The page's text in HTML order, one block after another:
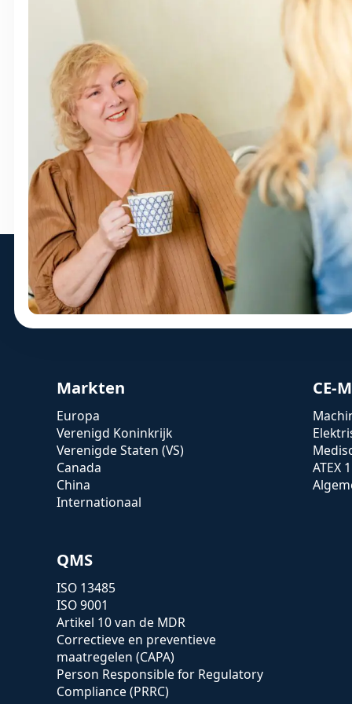
Markten
Europa
Verenigd Koninkrijk
Verenigde Staten (VS)
Canada
China
Internationaal
CE-
ATEX
QMS
ISO 13485
ISO 9001
Artikel 10 van de MDR
Correctieve en preventieve
maatregelen (CAPA)
Person Responsible for Regulatory
Compliance (PRRC)